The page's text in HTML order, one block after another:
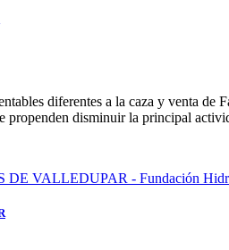
diferentes a la caza y venta
propenden disminuir la principal